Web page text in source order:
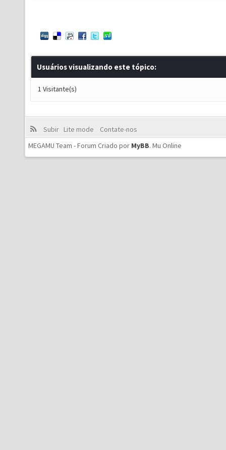
Usuários visualizando este tópico:
1 Visitante(s)
Subir Lite mode
Contate-nos
MEGAMU Team - Forum Criado por MyBB. Mu Online